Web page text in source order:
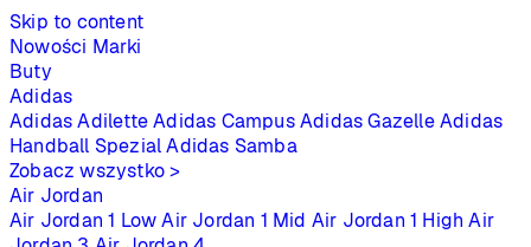
Skip to content
Nowości Marki
Buty
Adidas
Adidas Adilette Adidas Campus Adidas Gazelle Adidas
Handball Spezial Adidas Samba
Zobacz wszystko >
Air Jordan
Air Jordan 1 Low Air Jordan 1 Mid Air Jordan 1 High Air